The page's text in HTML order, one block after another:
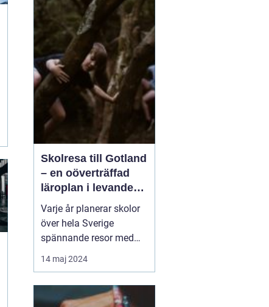
och en rik kultur. För att
navigera den lokala
fastighetsmarknaden p...
Skolresa till Gotland
– en oöverträffad
läroplan i levande
historia
Varje år planerar skolor
över hela Sverige
spännande resor med
pedagogiska inslag, där
målet är att berika
utanför klassrummets
14 maj 2024